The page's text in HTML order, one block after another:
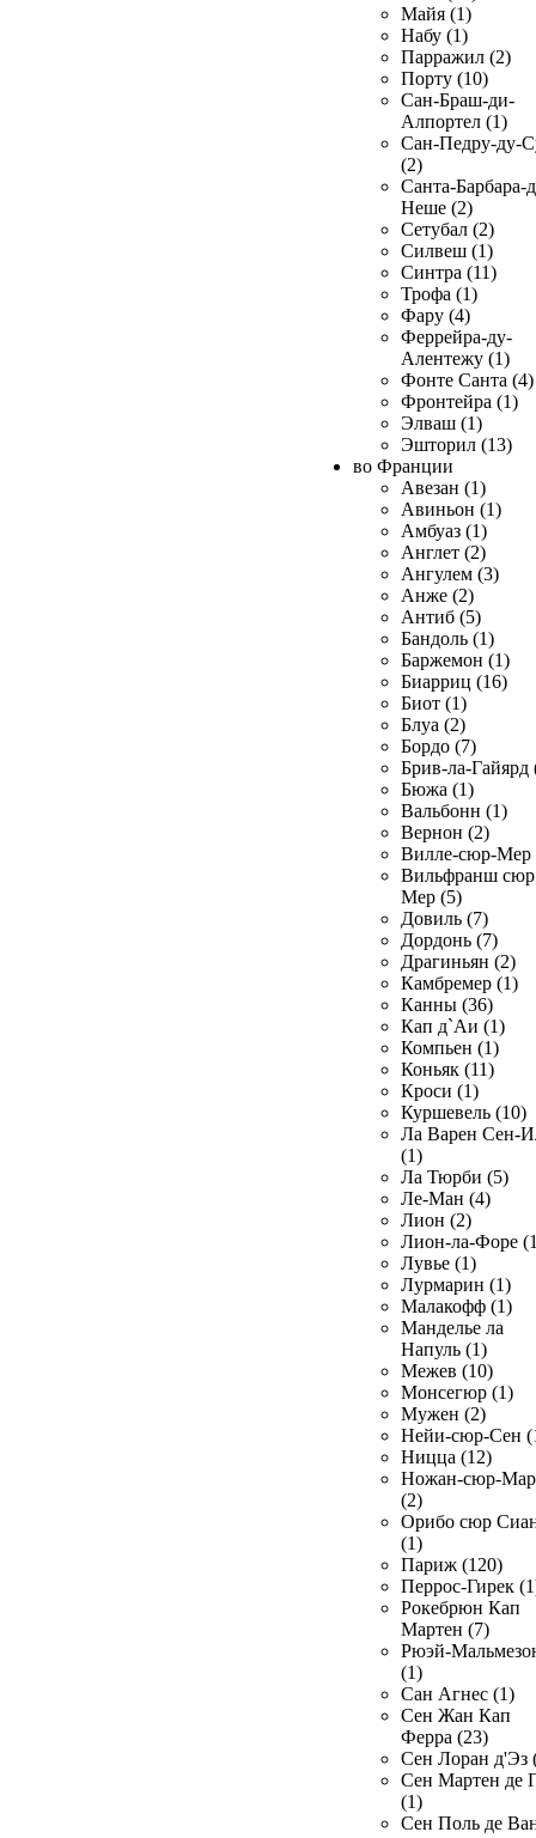
Майя (1)
Набу (1)
Парражил (2)
Порту (10)
Сан-Браш-ди-
Алпортел (1)
Сан-Педру-ду-
(2)
Санта-Барбара-
Неше (2)
Сетубал (2)
Силвеш (1)
Синтра (11)
Трофа (1)
Фару (4)
Феррейра-ду-
Алентежу (1)
Фонте Санта (4)
Фронтейра (1)
Элваш (1)
Эшторил (13)
во Франции
Авезан (1)
Авиньон (1)
Амбуаз (1)
Англет (2)
Ангулем (3)
Анже (2)
Антиб (5)
Бандоль (1)
Баржемон (1)
Биарриц (16)
Биот (1)
Блуа (2)
Бордо (7)
Брив-ла-Гайярд
Бюжа (1)
Вальбонн (1)
Вернон (2)
Вилле-сюр-Мер
Вильфранш сюр
Мер (5)
Довиль (7)
Дордонь (7)
Драгиньян (2)
Камбремер (1)
Канны (36)
Кап д`Аи (1)
Компьен (1)
Коньяк (11)
Кроси (1)
Куршевель (10)
Ла Варен Сен-
(1)
Ла Тюрби (5)
Ле-Ман (4)
Лион (2)
Лион-ла-Форе
Лувье (1)
Лурмарин (1)
Малакофф (1)
Манделье ла
Напуль (1)
Межев (10)
Монсегюр (1)
Мужен (2)
Нейи-сюр-Сен
Ницца (12)
Ножан-сюр-
(2)
Орибо сюр
(1)
Париж (120)
Перрос-Гирек
Рокебрюн Кап
Мартен (7)
Рюэй-
(1)
Сан Агнес (1)
Сен Жан Кап
Ферра (23)
Сен Лоран д'Эз
Сен Мартен де
(1)
Сен Поль де